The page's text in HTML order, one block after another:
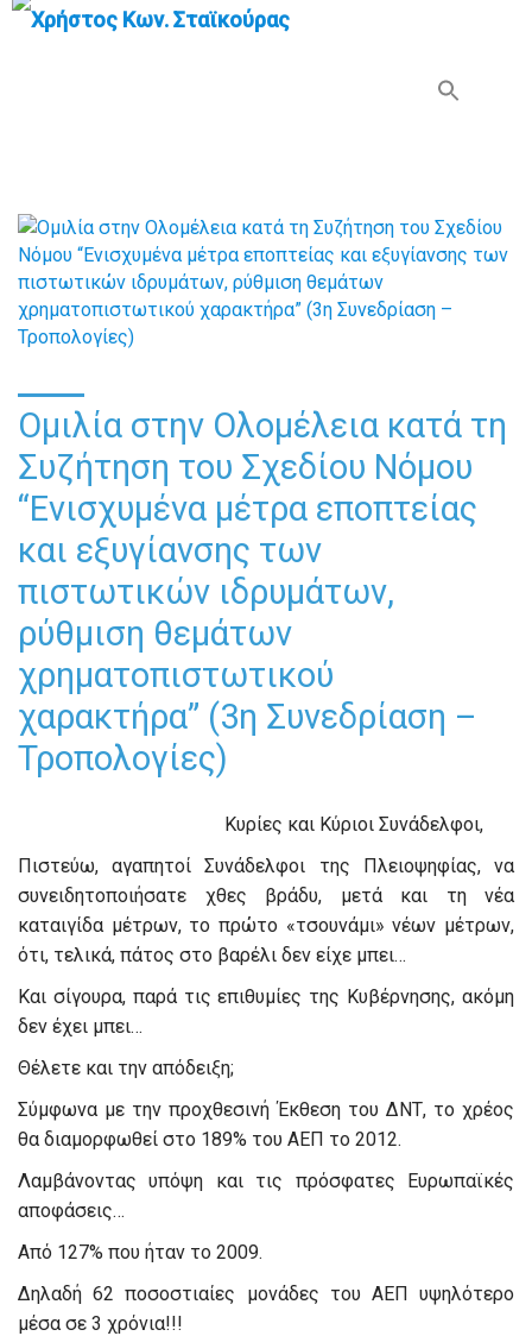
Ομιλία στην Ολομέλεια κατά τη
Συζήτηση του Σχεδίου Νόμου
“Ενισχυμένα μέτρα εποπτείας
και εξυγίανσης των
πιστωτικών ιδρυμάτων,
ρύθμιση θεμάτων
χρηματοπιστωτικού
χαρακτήρα” (3η Συνεδρίαση –
Τροπολογίες)
Κυρίες και Κύριοι Συνάδελφοι,
Πιστεύω, αγαπητοί Συνάδελφοι της Πλειοψηφίας, να
συνειδητοποιήσατε χθες βράδυ, μετά και τη νέα
καταιγίδα μέτρων, το πρώτο «τσουνάμι» νέων μέτρων,
ότι, τελικά, πάτος στο βαρέλι δεν είχε μπει…
Και σίγουρα, παρά τις επιθυμίες της Κυβέρνησης, ακόμη
δεν έχει μπει…
Θέλετε και την απόδειξη;
Σύμφωνα με την προχθεσινή Έκθεση του ΔΝΤ, το χρέος
θα διαμορφωθεί στο 189% του ΑΕΠ το 2012.
Λαμβάνοντας υπόψη και τις πρόσφατες Ευρωπαϊκές
αποφάσεις…
Από 127% που ήταν το 2009.
Δηλαδή 62 ποσοστιαίες μονάδες του ΑΕΠ υψηλότερο
μέσα σε 3 χρόνια!!!